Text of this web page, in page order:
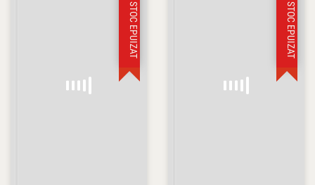
STOC EPUIZAT STOC EPUIZAT